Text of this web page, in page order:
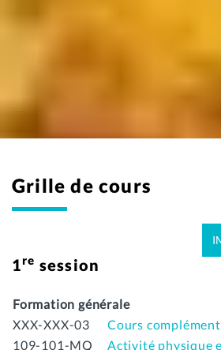
Grille de cours
1re session
Formation générale
XXX-XXX-03
Cours
109-101-MQ
Activité physique